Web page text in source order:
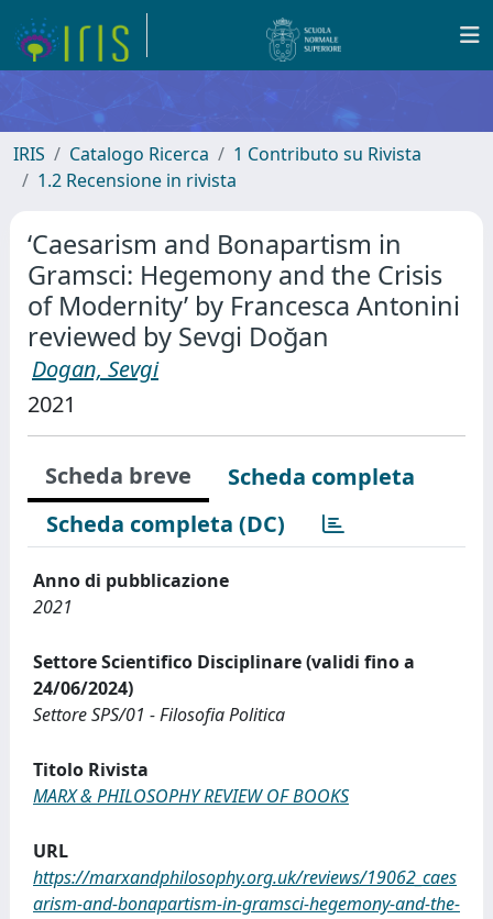
IRIS Catalogo Ricerca
1 Contributo su Rivista
1.2 Recensione in rivista
‘Caesarism and Bonapartism in
Gramsci: Hegemony and the Crisis
of Modernity’ by Francesca Antonini
reviewed by Sevgi Doğan
Dogan, Sevgi
2021
Scheda breve
Scheda completa
Scheda completa (DC)
Anno di pubblicazione
2021
Settore Scientifico Disciplinare (validi fino a
24/06/2024)
Settore SPS/01 - Filosofia Politica
Titolo Rivista
MARX & PHILOSOPHY REVIEW OF BOOKS
URL
https://marxandphilosophy.org.uk/reviews/19062_caes
arism-and-bonapartism-in-gramsci-hegemony-and-the-